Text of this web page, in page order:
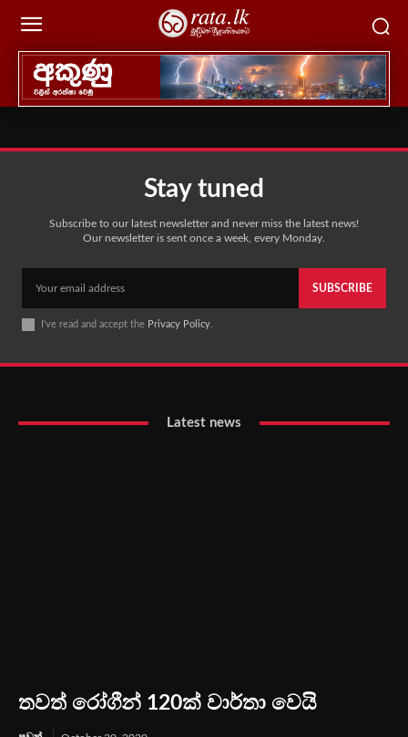
Stay tuned
Subscribe to our latest newsletter and never miss the latest news!
Our newsletter is sent once a week, every Monday.
SUBSCRIBE
I've read and accept the Privacy Policy.
Latest news
තවත් රෝගීන් 120ක් වාර්තා වෙයි